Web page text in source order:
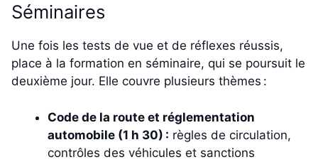
Séminaires
Une fois les tests de vue et de réflexes réussis,
place à la formation en séminaire, qui se poursuit le
deuxième jour. Elle couvre plusieurs thèmes :
Code de la route et réglementation
automobile (1 h 30) : règles de circulation,
contrôles des véhicules et sanctions